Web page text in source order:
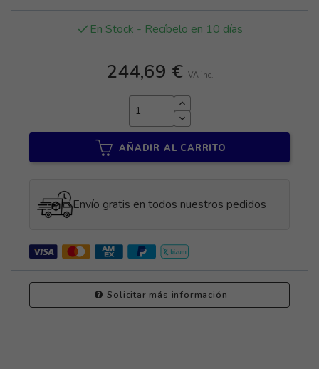
done En Stock - Recíbelo en 10 días
244,69 € IVA inc.
AÑADIR AL CARRITO
Envío gratis en todos nuestros pedidos
Solicitar más información